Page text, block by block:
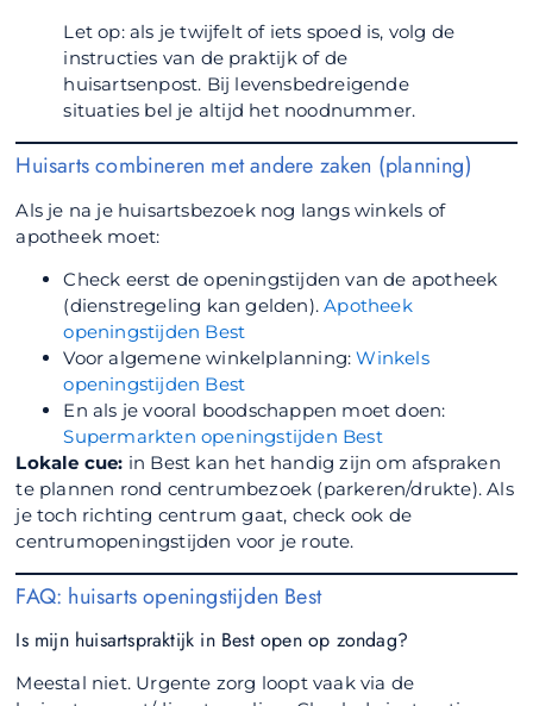
Let op: als je twijfelt of iets spoed is, volg de
instructies van de praktijk of de
huisartsenpost. Bij levensbedreigende
situaties bel je altijd het noodnummer.
Huisarts combineren met andere zaken (planning)
Als je na je huisartsbezoek nog langs winkels of
apotheek moet:
Check eerst de openingstijden van de apotheek
(dienstregeling kan gelden).Apotheek
openingstijden Best
Voor algemene winkelplanning:Winkels
openingstijden Best
En als je vooral boodschappen moet doen:
Supermarkten openingstijden Best
Lokale cue: in Best kan het handig zijn om afspraken
te plannen rond centrumbezoek (parkeren/drukte). Als
je toch richting centrum gaat, check ook de
centrumopeningstijden voor je route.
FAQ: huisarts openingstijden Best
Is mijn huisartspraktijk in Best open op zondag?
Meestal niet. Urgente zorg loopt vaak via de